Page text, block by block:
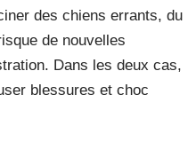
des chiens errants, du
de nouvelles
Dans les deux cas,
blessures et choc